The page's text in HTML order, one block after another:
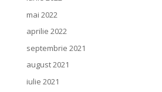
mai 2022
aprilie 2022
septembrie 2021
august 2021
iulie 2021